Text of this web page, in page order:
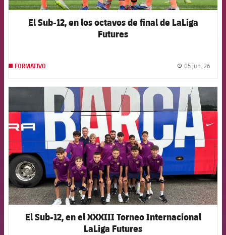
El Sub-12, en los octavos de final de LaLiga
Futures
FORMATIVO 05 jun. 26
FCB Barcelona badge
El Sub-12, en el XXXIII Torneo Internacional
LaLiga Futures